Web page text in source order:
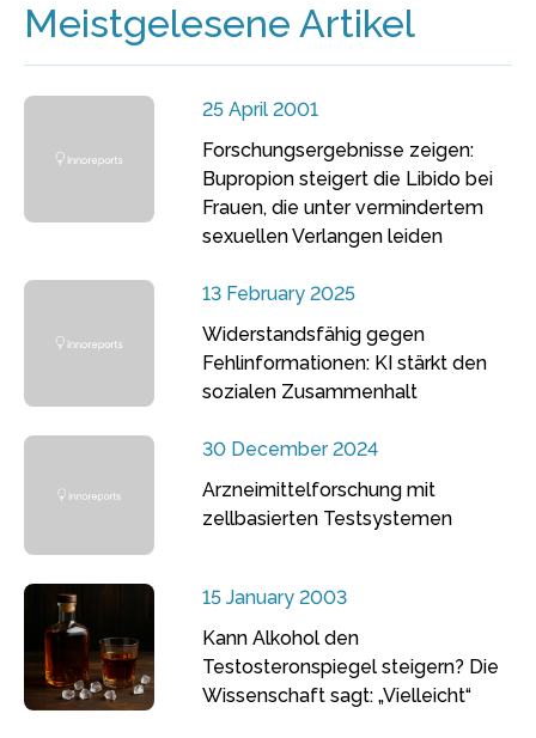
Meistgelesene Artikel
25 April 2001
Forschungsergebnisse zeigen:
Bupropion steigert die Libido bei
Frauen, die unter vermindertem
sexuellen Verlangen leiden
13 February 2025
Widerstandsfähig gegen
Fehlinformationen: KI stärkt den
sozialen Zusammenhalt
30 December 2024
Arzneimittelforschung mit
zellbasierten Testsystemen
15 January 2003
Kann Alkohol den
Testosteronspiegel steigern? Die
Wissenschaft sagt: „Vielleicht“